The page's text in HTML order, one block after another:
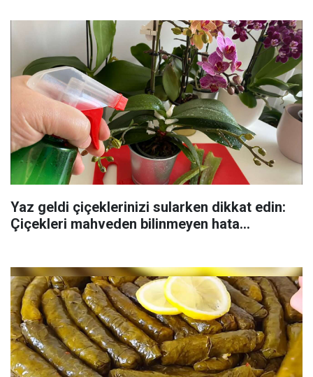
Yaz geldi çiçeklerinizi sularken dikkat edin:
Çiçekleri mahveden bilinmeyen hata...